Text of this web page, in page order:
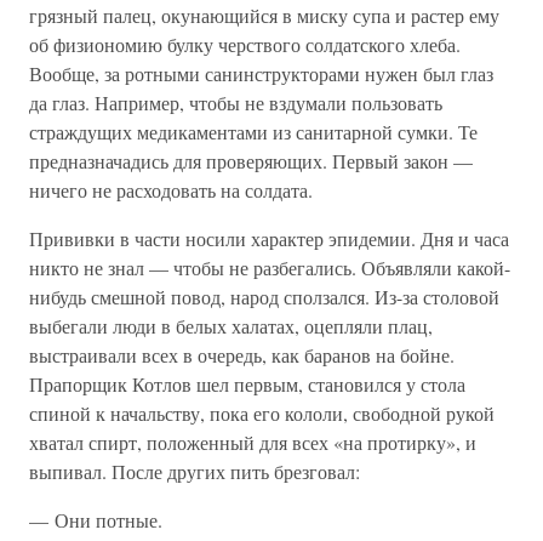
грязный палец, окунающийся в миску супа и растер ему
об физиономию булку черствого солдатского хлеба.
Вообще, за ротными санинструкторами нужен был глаз
да глаз. Например, чтобы не вздумали пользовать
страждущих медикаментами из санитарной сумки. Те
предназначадись для проверяющих. Первый закон —
ничего не расходовать на солдата.
Прививки в части носили характер эпидемии. Дня и часа
никто не знал — чтобы не разбегались. Объявляли какой-
нибудь смешной повод, народ сползался. Из-за столовой
выбегали люди в белых халатах, оцепляли плац,
выстраивали всех в очередь, как баранов на бойне.
Прапорщик Котлов шел первым, становился у стола
спиной к начальству, пока его кололи, свободной рукой
хватал спирт, положенный для всех «на протирку», и
выпивал. После других пить брезговал:
— Они потные.